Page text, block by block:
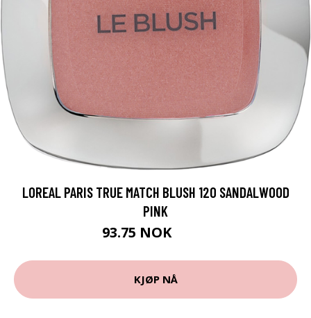
LOREAL PARIS TRUE MATCH BLUSH 120 SANDALWOOD
PINK
93.75 NOK
KJØP NÅ